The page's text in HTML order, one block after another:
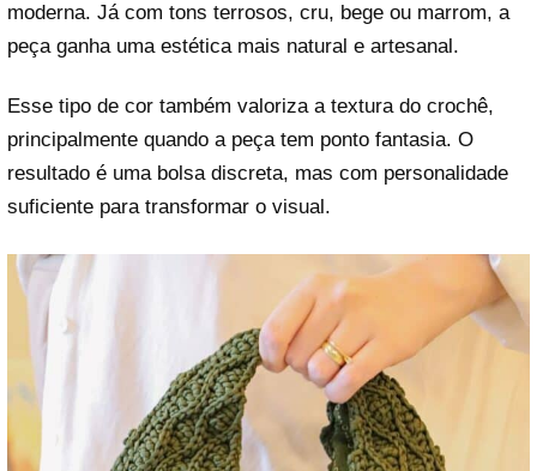
moderna. Já com tons terrosos, cru, bege ou marrom, a
peça ganha uma estética mais natural e artesanal.
Esse tipo de cor também valoriza a textura do crochê,
principalmente quando a peça tem ponto fantasia. O
resultado é uma bolsa discreta, mas com personalidade
suficiente para transformar o visual.